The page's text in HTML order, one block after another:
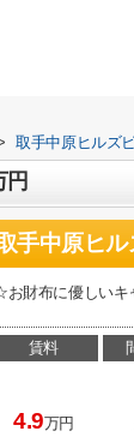
取手中原ヒルズ
円
手中原ヒ
財布に優しいキ
賃料
4.9万円